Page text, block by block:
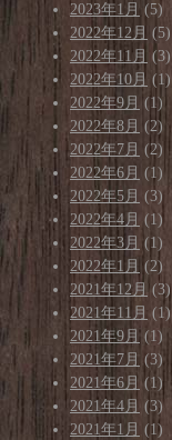
2023年1月 (5)
2022年12月 (5)
2022年11月 (3)
2022年10月 (1)
2022年9月 (1)
2022年8月 (2)
2022年7月 (2)
2022年6月 (1)
2022年5月 (3)
2022年4月 (1)
2022年3月 (1)
2022年1月 (2)
2021年12月 (3)
2021年11月 (1)
2021年9月 (1)
2021年7月 (3)
2021年6月 (1)
2021年4月 (3)
2021年1月 (1)